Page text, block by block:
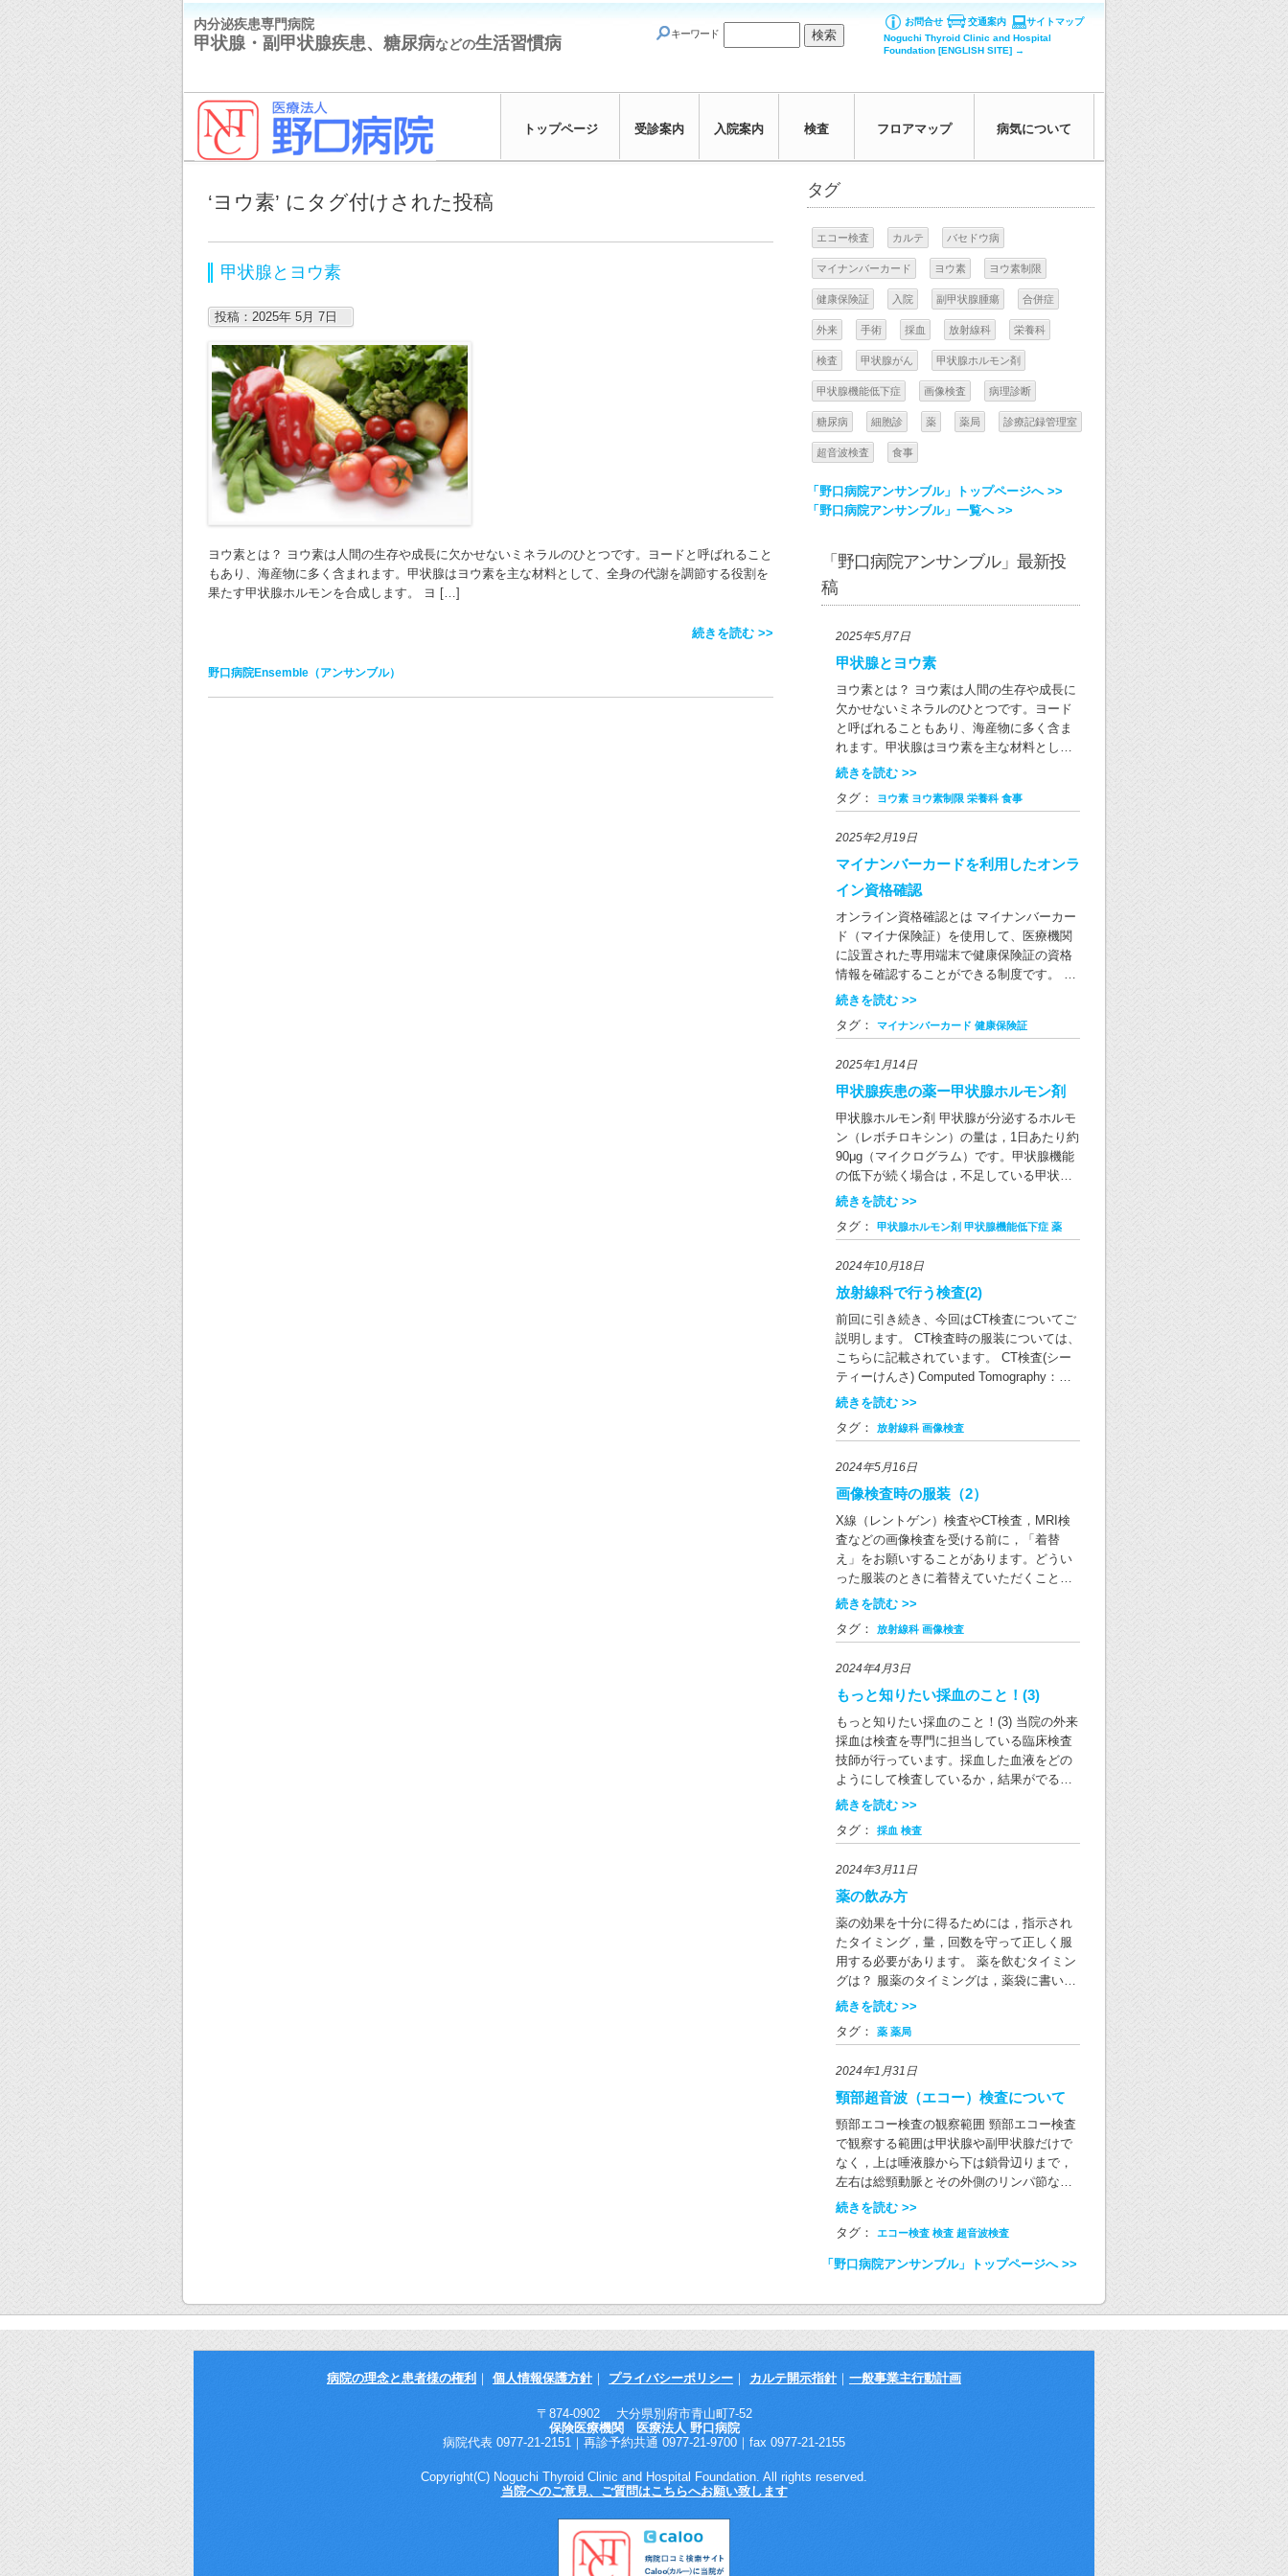
内分泌疾患専門病院
甲状腺・副甲状腺疾患、糖尿病などの生活習慣病 キーワード
お問合せ 交通案内
サイトマップ
Noguchi Thyroid Clinic and Hospital
Foundation [ENGLISH SITE] →
トップページ 受診案内 入院案内 検査 フロアマップ 病気について
‘ヨウ素’ にタグ付けされた投稿
甲状腺とヨウ素
投稿：2025年 5月 7日
ヨウ素とは？ ヨウ素は人間の生存や成長に欠かせないミネラルのひとつです。ヨードと呼ばれること
もあり、海産物に多く含まれます。甲状腺はヨウ素を主な材料として、全身の代謝を調節する役割を
果たす甲状腺ホルモンを合成します。 ヨ […]
続きを読む >>
野口病院Ensemble（アンサンブル）
タグ
エコー検査 カルテ バセドウ病
マイナンバーカード ヨウ素 ヨウ素制限
健康保険証 入院 副甲状腺腫瘍 合併症
外来 手術 採血 放射線科 栄養科
検査 甲状腺がん 甲状腺ホルモン剤
甲状腺機能低下症 画像検査 病理診断
糖尿病 細胞診 薬 薬局 診療記録管理室
超音波検査 食事
「野口病院アンサンブル」トップページへ >>
「野口病院アンサンブル」一覧へ >>
「野口病院アンサンブル」最新投
稿
2025年5月7日
甲状腺とヨウ素
ヨウ素とは？ ヨウ素は人間の生存や成長に
欠かせないミネラルのひとつです。ヨード
と呼ばれることもあり、海産物に多く含ま
れます。甲状腺はヨウ素を主な材料とし
て、全身の代謝を調節する役割を果たす甲
れる食品は？ ヨウ素はさまざまな食品に含
豊富で、例えば乾燥昆布には1gにつき
2000μgのヨウ素が含まれています。ヨウ素
の1日あたりの摂取推奨量が130μgであるこ
とを考えると、その豊富さがよくわかるか
と思います。 ヨウ素の摂り過ぎや不足は甲
状腺に大きな影響を与えます。 昆布を大量
に食べるなどの特殊な食生活を続けると、
ヨウ素の過剰摂取によって甲状腺機能が低
下したり亢進したりすることがあります。
の煮物を食べたりするなど、他の食品とバ
のがちょうどよいと言えます。 一方で、日
本人は日常の中で海藻を食べる機会が多い
ので、ヨウ素不足が問題となることはほと
んどありません。 ヨウ素を多く含む食品 海
藻類 海苔、昆布、ひじき、寒天、わかめ等
貝類 あさり、しじみ、かき、あわび、貝
（蒲鉾、ちくわ、さつま揚げ、缶詰、干
物、塩辛等） 肉類 内臓の部分（レバー、モ
粉末入り、褐色、緑色 だし汁 にぼし、鰹
節、昆布、いりこ、和風だし 見落とされが
ちな食品 ヨウ素を含む食品として見落とさ
れがちなもののひとつに、増粘安定剤カラ
ギナンがあります。カラギナンは海藻由来
の食品添加物で、食品の粘度を上げる目的
で使用されます。ゼリーやヨーグルト、グ
ミ、豆乳、アイスクリーム、パン、ドレッ
増粘多糖類、安定剤、ゲル化剤などと表記
ウ素 甲状腺にはヨウ素を取り込むという特
性があります。この特性を活かして甲状腺
の病気の検査や治療に「放射性ヨウ素」が
使われます。放射性ヨウ素は核分裂反応で
生成されるヨウ素の同位体で、放射能を持
つヨウ素です。 放射性ヨウ素を用いた治療
いうものがあり、この治療を行う前には一
定期間ヨウ素をできるだけ摂らないように
減らすこと続きを読む >>
続きを読む >>
タグ：
ヨウ素 ヨウ素制限 栄養科 食事
2025年2月19日
マイナンバーカードを利用したオンラ
イン資格確認
オンライン資格確認とは マイナンバーカー
ド（マイナ保険証）を使用して、医療機関
に設置された専用端末で健康保険証の資格
情報を確認することができる制度です。 当
院では、マイナンバーカードを利用した
す。 受診時に専用端末にて同意の確認操作
確認 ③同意の確認 ④受付完了 本人
確認には、顔認証または4桁の暗証番号が必
要となります。 現行の健康保険証について
現行の健康保険証は2024年12月2日以降新
たに発行されなくなります。 2024年12月2
日時点で有効の健康保険証は、有効期限ま
での間、最長で1年間ご利用いただけます。
現行の健康保険証が新たに発行されなくな
った後、有効な健康保険証や健康保険証と
して利用可能なマイナンバーカードをお持
ちでない方は、「資格確認書」により資格
ーカード（マイナ保険証）を取得していな
い方すべてに交付されます。 マイナンバー
カード（マイナ保険証）をお持ちでない場
合でも、有効な健康保険証や資格確認書で
保険診療が受けられますので、どうぞ安心
して受診ください。 電子証明書の有効期限
電子証明書の有効期限にご注意ください。
認いただけます。期限が切れている場合は
市区町村窓口で再発行の手続きをお願いい
たします。 マイナ保険証を利用するメリッ
ト マイナ保険証の利用で、「限度額適用認
定証」などの申請が不要となり、限度額以
上の医療費を窓口で支払う必要がありませ
ん。また、患者様の同意により、他の医療
機関で処方された薬剤情報や特定健診の情
報をオンラインで確認できるため、診療の
精度が向上します。 当院では、診療に必
要となる正確な情報を取得・活用し、質の
考） マイナンバーカードの健康保険証利用
について（厚生労働省） （野口病院医事
課）
続きを読む >>
タグ：
マイナンバーカード 健康保険証
2025年1月14日
甲状腺疾患の薬ー甲状腺ホルモン剤
甲状腺ホルモン剤 甲状腺が分泌するホルモ
ン（レボチロキシン）の量は，1日あたり約
90μg（マイクログラム）です。甲状腺機能
の低下が続く場合は，不足している甲状腺
ホルモンを内服薬で補います。これを補充
チロキシンNa錠が処方されるのが一般的で
腺のホルモン産生能力や体重などによるた
め，個人個人で異なります。1錠にレボチロ
キシンをどれだけ含むかによっていくつか
の規格があり（下表参照），これを1つ，ま
たは複数組み合わせて，その人に合った量
が処方されます。 この薬はからだのなかで
作られる甲状腺ホルモンと同じ成分ですの
で，薬の量を間違えて飲むことさえなけれ
ば，副作用が出る心配はまずありません。
また，薬を飲み始めて十分な効果が得られ
るには，2週間以上かかります。医師の指示
てください。 チラーヂンS錠とレボチロキ
シンNa錠の有効成分は同一で，価格も同じ
です。 規格 12.5μg 25μg 50μg 75μg 100μg
チラーヂンS錠 ○ ○ ○ ○ ○ レボチロキシン
Na錠 – ○ ○ – – この他にチロナミン錠とい
う薬があります。この薬は効果が早く現れ
め，効果が持続する時間がとても短いで
ルモンを上昇させたいときなど，特殊な場
合に処方されます。チラーヂンS錠・レボ
チロキシンNa錠とチロナミン錠を併用して
補充する場合もあります。 （野口病院薬局
薬剤師）
続きを読む >>
タグ：
甲状腺ホルモン剤 甲状腺機能低下症 薬
2024年10月18日
放射線科で行う検査(2)
前回に引き続き、今回はCT検査についてご
説明します。 CT検査時の服装については、
こちらに記載されています。 CT検査(シー
ティーけんさ) Computed Tomography：コ
ンピュータ断層撮影 CT装置の大きな輪の中
画像にする検査です。 CT検査の様子 CT検
す。検査したい部位にX線を当てて、体のX
線の吸収率（体を通り抜ける量）の違いを
コンピュータで処理をして画像を作り出し
ます。 X線検査（レントゲン検査）は通常
一方向からX線を当てて画像を得るのに対
し、CT検査では多方向からX線を当てま
す。臓器が重なっている部分など、X線検
査（レントゲン検査）では詳しく見ること
ができない部位の状態をCT検査では知るこ
とができます。コンピュータで画像処理を
することで、身体のいろいろな断面画像を
ど条件を変えることによって、より詳しく
診断することが可能です。 矢状面（正中
面）：身体を左右に分ける断面（正中面は
左右を半分に分ける面） 冠状面：身体を前
後に切る面で、矢状面に垂直な面 水平面：
直立した場合に地面と平行な面で、矢状面
水平断 胸部CT冠状断（縦隔条件） 胸部CT
査・診断・治療などの医療によって被ばく
することを「医療被ばく」と言います。CT
検査では被ばくを伴いますが、CT検査の必
要性が被ばくのリスクを上回ると考えられ
る場合に検査を行っています。また、放射
線安全利用についての法令や関連学会のガ
イドラインをもとに適切な条件で、被ばく
をできる限り少なく抑えるよう最適化に努
めております。 いろいろな分野で用いられ
るX線CT 「対象物を破壊することなく、形
状や内部構造の詳細な情報を得ることがで
きる」というX線CTの利点を活かして、医
療以外にも①産業 ②考古学や古生物学の研
究 ③文化財の研究 など、様々な分野でX線
CTが利用されているようです。 （野口病院
放射線科医師 中島亜紀子）
続きを読む >>
タグ：
放射線科 画像検査
2024年5月16日
画像検査時の服装（2）
X線（レントゲン）検査やCT検査，MRI検
査などの画像検査を受ける前に，「着替
え」をお願いすることがあります。どうい
った服装のときに着替えていただくことに
なるのか，なぜ着替えが必要になるのか
の内容に引き続き今回はCT検査について説
体の周囲からX線をあてることにより体の
中をX線が通過するのですが，組織や臓器
により通過のしやすさに差が生じます。そ
の差をデータとして集め，コンピュータで
処理することで体の断面を画像にします。
撮影部位に金属類がついた状態で撮影を行
うとアーチファクトと呼ばれる障害陰影が
画像上に現れてしまい，診断の妨げになっ
てしまいます。そのため頭・頚部の検査で
はヘアピン，ピアス，義歯などははずして
いただきます。また，胸部や腹部等の検査
ではブラジャーやファスナー，チャックな
どが撮影時に写り込まないよう検査着に着
替えてからの検査を推奨しています。 金属
類がついていてもCT検査の撮影範囲外でし
たら検査着に着替えずそのまま撮影が可能
です。 図1. 金属によってアーチファクトが
写り込んでいるCT画像の例 図2. 心電図電
でいるCT画像の例 金属類の周りに黒い帯状
クトです。図2では黄色い矢印で挟まれた部
分（→ ←）に現れています。 野口病院で
は検査着の貸し出しと男女別更衣室があり
ますので，着替えが必要な場合にはご協力
をお願いいたします。 （野口病院放射線科
診療放射線技師）
続きを読む >>
タグ：
放射線科 画像検査
2024年4月3日
もっと知りたい採血のこと！(3)
もっと知りたい採血のこと！(3) 当院の外来
採血は検査を専門に担当している臨床検査
技師が行っています。採血した血液をどの
ようにして検査しているか，結果がでるま
でなぜ1時間かかるのか，採血の際に患者さ
す。 なぜ何本も血液をとるのですか？ 採血
るのを抑える薬や逆に固まりやすくする薬
が入っています。それらを検査の項目（種
類）によって使い分けるため，複数の採血
管が必要になります。 1本の採血管で2～
5mL程度の血液が採取されます。1回の採血
でとる血液量は多くとも15～20mL（大さじ
1杯程度）です。 採血した血液を振ってい
るのはなぜですか？ 採血管の中に入ってい
る薬剤と血液を速やかに混ぜるためです。
採血管の薬剤と血液がよく混ざっていない
と正しい検査を行うことができず，再採血
をお願いすることがあります。採血担当者
が採血管をしきりに振ったりするのを気ぜ
わしく感じる方もいらっしゃるかもしれま
せんが，必要なことですのでご理解をおね
がいします。 採血時，採血管の中に血液が
吸い込まれていくのはなぜですか？ 針を刺
して採血管を押し込むと血液が勝手に入っ
が低い状態）にして最適な量で止まるよう
に調整されているからです。また採血管の
することは正しい結果を出すためにとても
られますか？ 採血した血液は検査項目に合
わせて処理します。貧血を調べる検査やヘ
に使用するのは血液の黄色透明な液体部分
です。血液からこの液体部分を取り出す前
続きを読む >>
タグ：
採血 検査
2024年3月11日
薬の飲み方
薬の効果を十分に得るためには，指示され
たタイミング，量，回数を守って正しく服
用する必要があります。 薬を飲むタイミン
グは？ 服薬のタイミングは，薬袋に書いて
ありますのでよくご確認ください。 薬は，
と効果がなかったり，副作用を生じたりし
ましょう。 起床時 朝起きて，まだ何も食べ
ていないとき 食前 食事の30分くらい前 食
直前 食事の直前 食後 食事の後30分以内 特
に指示がない限り，食事のすぐ後に服用し
ても構いません 食間 食事を終えてから2時
間ほど後の空腹時 食事と食事の間のこと
で，食事の最中のことではありません 眠前
寝る直前または20-30分前 睡眠薬は，寝る
準備をしてお布団に入る直前にお飲みくだ
（解熱剤や咳止めなど） ◆例えば… ・ボ
る骨粗鬆症の薬です。 ボナロンは消化管か
が効果的とされています ・ボグリボース，
す。 α-GIは糖質の消化・吸収を遅延させる
す。この薬がきちんと作用するためには，
続きを読む >>
タグ：
薬 薬局
2024年1月31日
頸部超音波（エコー）検査について
頸部エコー検査の観察範囲 頸部エコー検査
で観察する範囲は甲状腺や副甲状腺だけで
なく，上は唾液腺から下は鎖骨辺りまで，
左右は総頸動脈とその外側のリンパ節など
も観察しています。その他，患者様の首の
ば，検査時に技師へお伝えください。あわ
せて観察していきます。 以上のことから患
わって検査を行う施設もありますが，当院
ス）に座っていただいて検査を行います。
甲状腺は首の前面に張り付くように存在し
で観察するため首を伸展していただいて検
査を行います。 耳の近くから鎖骨のあたり
続きを読む >>
タグ：
エコー検査 検査 超音波検査
「野口病院アンサンブル」トップページへ >>
病院の理念と患者様の権利 ｜ 個人情報保護方針 ｜ プライバシーポリシー ｜ カルテ開示指針 ｜ 一般事業主行動計画
〒874-0902 大分県別府市青山町7-52
保険医療機関 医療法人 野口病院
病院代表 0977-21-2151｜再診予約共通 0977-21-9700｜fax 0977-21-2155
Copyright(C) Noguchi Thyroid Clinic and Hospital Foundation. All rights reserved.
当院へのご意見、ご質問はこちらへお願い致します